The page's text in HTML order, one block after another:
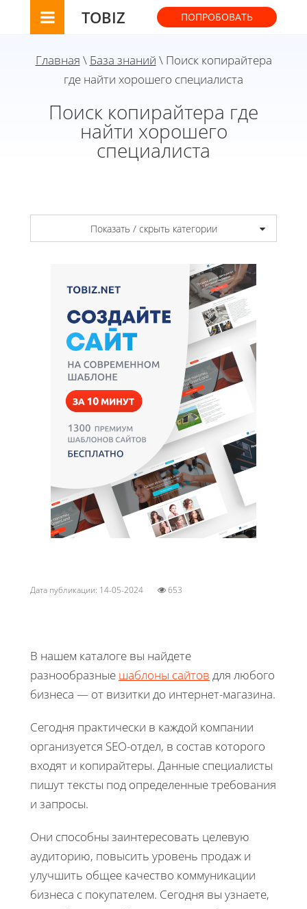
TOBIZ ПОПРОБОВАТЬ
Главная \ База знаний \ Поиск копирайтера
где найти хорошего специалиста
Поиск копирайтера где
найти хорошего
специалиста
Показать / скрыть категории
Дата публикации: 14-05-2024 653
В нашем каталоге вы найдете
разнообразные шаблоны сайтов для любого
бизнеса — от визитки до интернет-магазина.
Сегодня практически в каждой компании
организуется SEO-отдел, в состав которого
входят и копирайтеры. Данные специалисты
пишут тексты под определенные требования
и запросы.
Они способны заинтересовать целевую
аудиторию, повысить уровень продаж и
улучшить общее качество коммуникации
бизнеса с покупателем. Сегодня вы узнаете,